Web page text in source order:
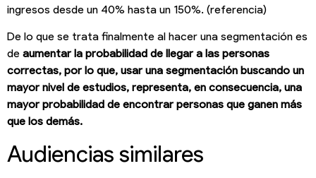
ingresos desde un 40% hasta un 150%. (referencia)
De lo que se trata finalmente al hacer una segmentación es
de aumentar la probabilidad de llegar a las personas
correctas, por lo que, usar una segmentación buscando un
mayor nivel de estudios, representa, en consecuencia, una
mayor probabilidad de encontrar personas que ganen más
que los demás.
Audiencias similares